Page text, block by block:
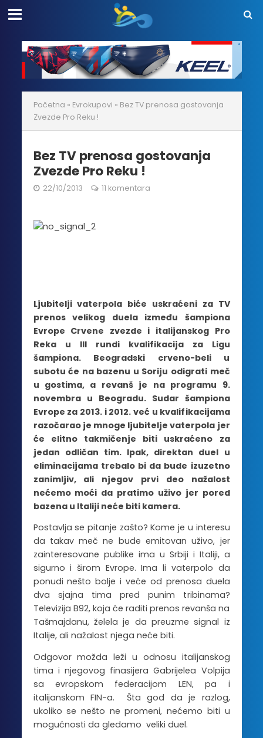
Početna » Evrokupovi » Bez TV prenosa gostovanja
Zvezde Pro Reku !
Bez TV prenosa gostovanja
Zvezde Pro Reku !
22/10/2013 11 komentara
Ljubitelji vaterpola biće uskraćeni za TV
prenos velikog duela između šampiona
Evrope Crvene zvezde i italijanskog Pro
Reka u III rundi kvalifikacija za Ligu
šampiona. Beogradski crveno-beli u
subotu će na bazenu u Soriju odigrati meč
u gostima, a revanš je na programu 9.
novembra u Beogradu. Sudar šampiona
Evrope za 2013. i 2012. već u kvalifikacijama
razočarao je mnoge ljubitelje vaterpola jer
će elitno takmičenje biti uskraćeno za
jedan odličan tim. Ipak, direktan duel u
eliminacijama trebalo bi da bude izuzetno
zanimljiv, ali njegov prvi deo nažalost
nećemo moći da pratimo uživo jer pored
bazena u Italiji neće biti kamera.
Postavlja se pitanje zašto? Kome je u interesu
da takav meč ne bude emitovan uživo, jer
zainteresovane publike ima u Srbiji i Italiji, a
sigurno i širom Evrope. Ima li vaterpolo da
ponudi nešto bolje i veće od prenosa duela
dva sjajna tima pred punim tribinama?
Televizija B92, koja će raditi prenos revanša na
Tašmajdanu, želela je da preuzme signal iz
Italije, ali nažalost njega neće biti.
Odgovor možda leži u odnosu italijanskog
tima i njegovog finasijera Gabrijelea Volpija
sa evropskom federacijom LEN, pa i
italijanskom FIN-a. Šta god da je razlog,
ukoliko se nešto ne promeni, nećemo biti u
mogućnosti da gledamo veliki duel.